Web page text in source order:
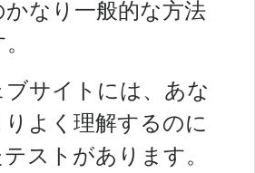
なり一般的な方法
サイトには、あな
よく理解するのに
ストがあります。